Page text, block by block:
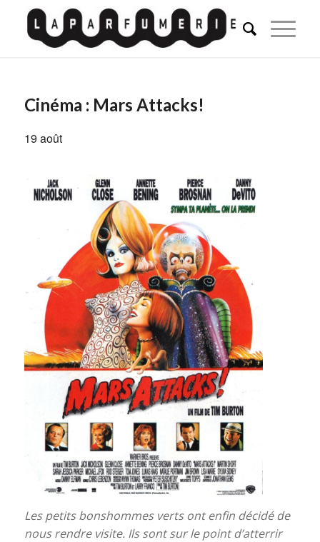
Cinéma : Mars Attacks!
19 août
Les petits bonshommes verts ont enfin décidé de
nous rendre visite. Ils sont sur le point d’atterrir